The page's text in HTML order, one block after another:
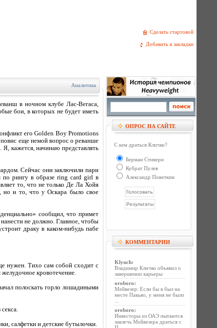
Сделать стартовой
Добавить в закладки
Аналитика
в ночном клубе Лас-Вегаса,
бои, в которых не будет иметь
его Golden Boy Promotions
еще немой вопрос о реванше
кажется, начинаю представлять
Сейчас они заключили пари
рингу в образе ring card girl в
то, что не только Де Ла Хойя
но и то, что у Оскара было свое
сообщил, что примет
не должно. Главное, чтобы
драку в каком-нибудь пабе
нужен. Тихо сам собой сходит с
кровотечение.
полоскать горло лошадиными
салфетки и детские бутылочки.
ОПРОС НА САЙТЕ
С кем драться Кличко?
Берман Стиверн
Кубрат Пулев
Александр Поветкин
КОММЕНТАРИИ
Klyuch:
Владимир Кличко объявил о
завершении карьеры
oroboro:
Мейвезер: Если бы я был на
месте Пакьяо, у меня не было
oroboro:
Инвесторы из ОАЭ пытаются
завлечь Мейвезера драться с